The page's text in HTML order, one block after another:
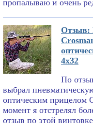
пропалываю и очень
Отзыв:
4x32
По
выбрал
оптическим прицелом
момент я отстрелял
отзыв по этой